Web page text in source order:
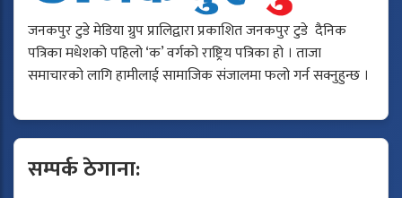
जनकपुर टुडे मेडिया ग्रुप प्रालिद्वारा प्रकाशित जनकपुर टुडे दैनिक
पत्रिका मधेशको पहिलो ‘क’ वर्गको राष्ट्रिय पत्रिका हो । ताजा
समाचारको लागि हामीलाई सामाजिक संजालमा फलो गर्न सक्नुहुन्छ ।
सम्पर्क ठेगाना: